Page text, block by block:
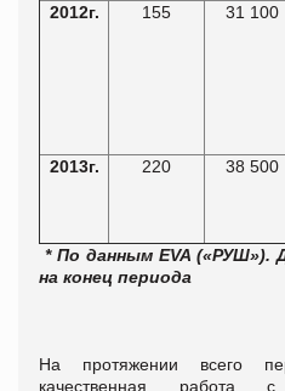
2012г. 155 31 100
2013г. 220 38 500
* По данным EVA («РУШ»).
на конец периода
На протяжении всего
качественная работа